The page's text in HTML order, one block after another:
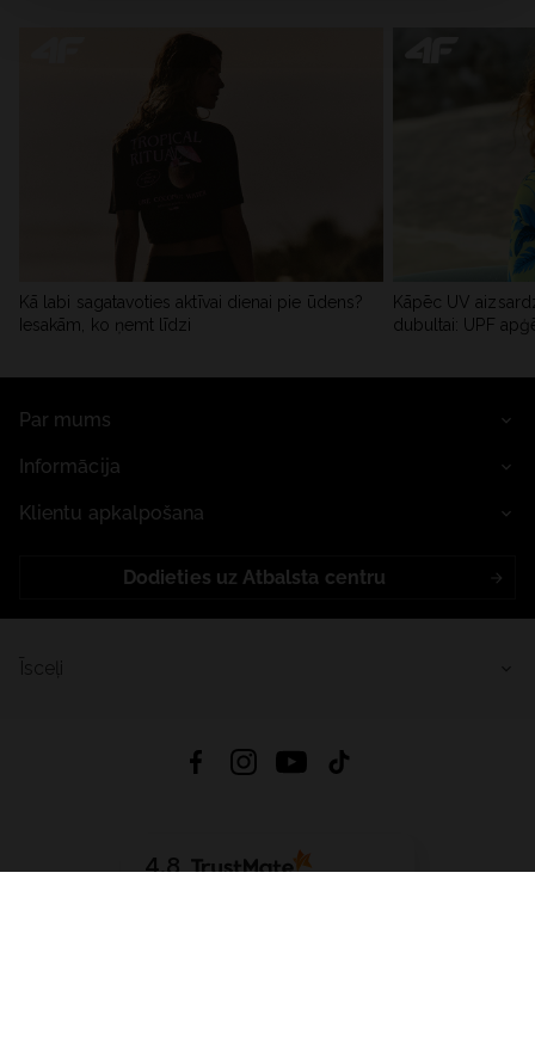
Kā labi sagatavoties aktīvai dienai pie ūdens?
Iesakām, ko ņemt līdzi
Kāpēc UV
dubultai: UPF
Par mums
Informācija
Klientu apkalpošana
Dodieties uz Atbalsta centru
4.8